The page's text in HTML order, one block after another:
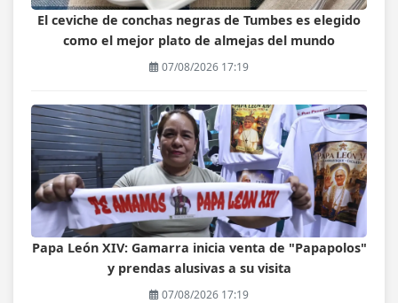
El ceviche de conchas negras de Tumbes es elegido
como el mejor plato de almejas del mundo
07/08/2026 17:19
Papa León XIV: Gamarra inicia venta de "Papapolos"
y prendas alusivas a su visita
07/08/2026 17:19